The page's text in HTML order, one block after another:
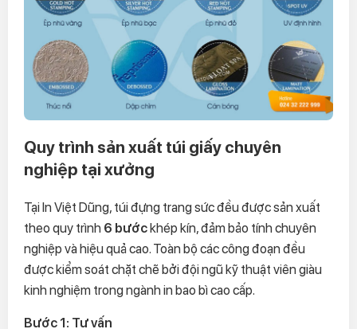
Quy trình sản xuất túi giấy chuyên
nghiệp tại xưởng
Tại In Việt Dũng, túi đựng trang sức đều được sản xuất
theo quy trình 6 bướckhép kín, đảm bảo tính chuyên
nghiệp và hiệu quả cao. Toàn bộ các công đoạn đều
được kiểm soát chặt chẽ bởi đội ngũ kỹ thuật viên giàu
kinh nghiệm trong ngành in bao bì cao cấp.
Bước 1: Tư vấn